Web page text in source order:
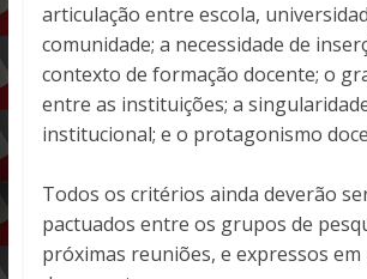
articulação entre escola,
comunidade; a necessidade de
contexto de formação docente; o
entre as instituições; a
institucional; e o protagonismo
Todos os critérios ainda deverão
pactuados entre os grupos de
próximas reuniões, e expressos em